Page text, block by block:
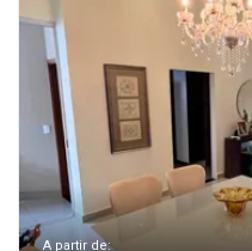
A partir de: